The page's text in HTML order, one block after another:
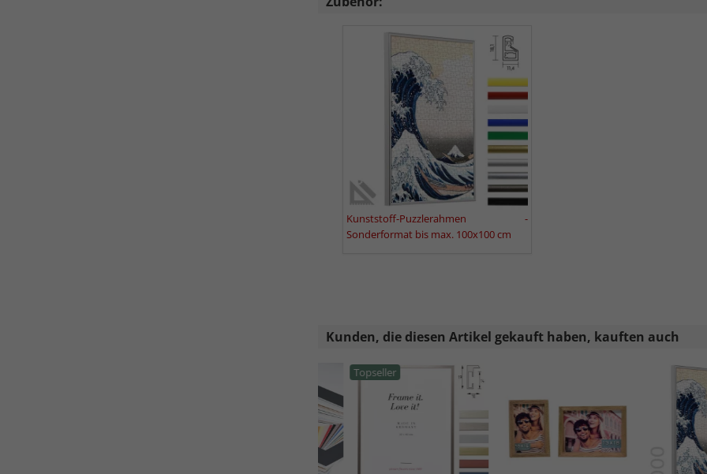
Kunststoff-Puzzlerahmen -
Sonderformat bis max. 100x100 cm
Kunden, die diesen Artikel gekauft haben, kauften auch
Topseller